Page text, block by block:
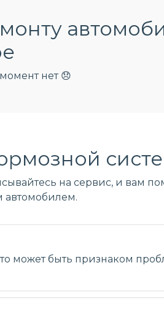
нет 😞
на сервис, и вам
может быть признаком